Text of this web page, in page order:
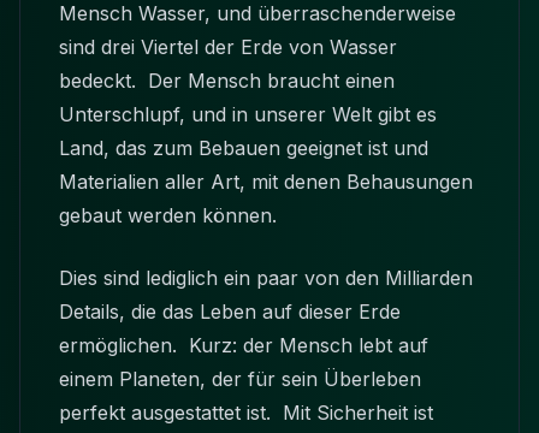
Mensch Wasser, und überraschenderweise
sind drei Viertel der Erde von Wasser
bedeckt. Der Mensch braucht einen
Unterschlupf, und in unserer Welt gibt es
Land, das zum Bebauen geeignet ist und
Materialien aller Art, mit denen Behausungen
gebaut werden können.
Dies sind lediglich ein paar von den Milliarden
Details, die das Leben auf dieser Erde
ermöglichen. Kurz: der Mensch lebt auf
einem Planeten, der für sein Überleben
perfekt ausgestattet ist. Mit Sicherheit ist